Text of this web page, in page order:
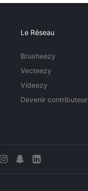
Le Réseau
Brusheezy
Vecteezy
Videezy
Devenir contributeur